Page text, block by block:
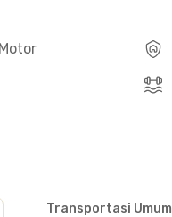
Transportasi Umum